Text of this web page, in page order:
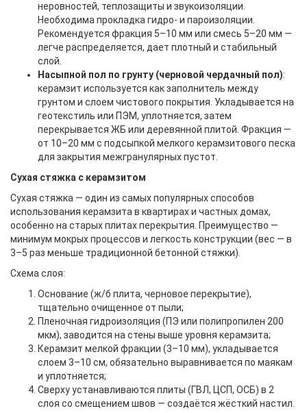
неровностей, теплозащиты и звукоизоляции.
Необходима прокладка гидро- и пароизоляции.
Рекомендуется фракция 5–10 мм или смесь 5–20 мм —
легче распределяется, дает плотный и стабильный
слой.
Насыпной пол по грунту (черновой чердачный пол):
керамзит используется как заполнитель между
грунтом и слоем чистового покрытия. Укладывается на
геотекстиль или ПЭМ, уплотняется, затем
перекрывается ЖБ или деревянной плитой. Фракция —
от 10–20 мм с подсыпкой мелкого керамзитового песка
для закрытия межгранулярных пустот.
Сухая стяжка с керамзитом
Сухая стяжка — один из самых популярных способов
использования керамзита в квартирах и частных домах,
особенно на старых плитах перекрытия. Преимущество —
минимум мокрых процессов и легкость конструкции (вес — в
3–5 раз меньше традиционной бетонной стяжки).
Схема слоя:
Основание (ж/б плита, черновое перекрытие),
тщательно очищенное от пыли;
Пленочная гидроизоляция (ПЭ или полипропилен 200
мкм), заводится на стены выше уровня керамзита;
Керамзит мелкой фракции (3–10 мм), укладывается
слоем 3–10 см, обязательно выравнивается по маякам
и уплотняется;
Сверху устанавливаются плиты (ГВЛ, ЦСП, ОСБ) в 2
слоя со смещением швов — создаётся жёсткий настил.